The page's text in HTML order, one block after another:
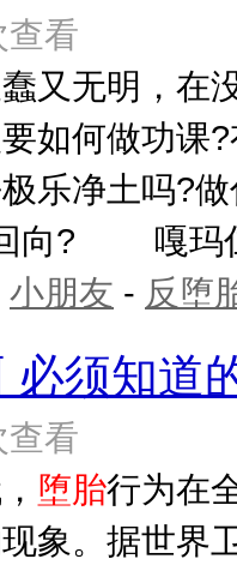
查看
无明，在
如何做功课
乐净土吗?
向? 嘎玛
小朋友 - 反堕
必须知道
查看
堕胎行为在
象。据世界